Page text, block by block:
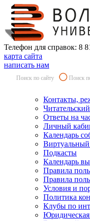
Телефон для справок: 8
карта сайта
написать нам
Поиск по сайту Поиск
Контакты,
Ответы на
Личный
Календарь
Подкасты
Календарь
Правила
Правила
Условия и
Политика
Клубы по